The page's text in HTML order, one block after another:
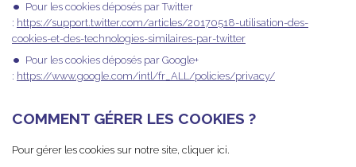
Pour les cookies déposés par Twitter
: https://support.twitter.com/articles/20170518-utilisation-des-
cookies-et-des-technologies-similaires-par-twitter
Pour les cookies déposés par Google+
: https://www.google.com/intl/fr_ALL/policies/privacy/
COMMENT GÉRER LES COOKIES ?
Pour gérer les cookies sur notre site, cliquer ici.